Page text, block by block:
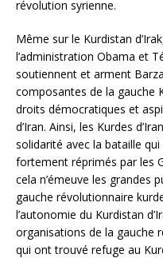
révolution syrienne.
Même sur le Kurdistan
l’administration Obama et
soutiennent et arment
composantes de la gauche
droits démocratiques et
d’Iran. Ainsi, les Kurdes
solidarité avec la bataille
fortement réprimés par les
cela n’émeuve les grandes
gauche révolutionnaire
l’autonomie du Kurdistan
organisations de la gauche
qui ont trouvé refuge au